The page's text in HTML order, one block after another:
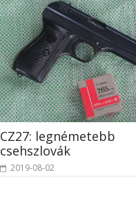
CZ27: legnémetebb
csehszlovák
2019-08-02